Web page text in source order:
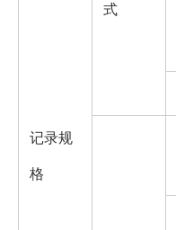
记录规
格
式